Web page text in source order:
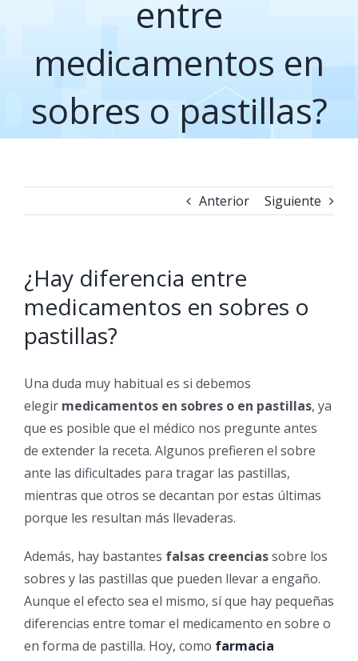
entre
medicamentos en
sobres o pastillas?
Anterior Siguiente
¿Hay diferencia entre
medicamentos en sobres o
pastillas?
Una duda muy habitual es si debemos
elegir medicamentos en sobres o en pastillas, ya
que es posible que el médico nos pregunte antes
de extender la receta. Algunos prefieren el sobre
ante las dificultades para tragar las pastillas,
mientras que otros se decantan por estas últimas
porque les resultan más llevaderas.
Además, hay bastantes falsas creenciassobre los
sobres y las pastillas que pueden llevar a engaño.
Aunque el efecto sea el mismo, sí que hay pequeñas
diferencias entre tomar el medicamento en sobre o
en forma de pastilla. Hoy, como farmacia